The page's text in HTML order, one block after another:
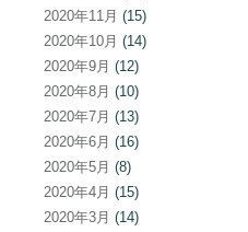
2020年11月 (15)
2020年10月 (14)
2020年9月 (12)
2020年8月 (10)
2020年7月 (13)
2020年6月 (16)
2020年5月 (8)
2020年4月 (15)
2020年3月 (14)